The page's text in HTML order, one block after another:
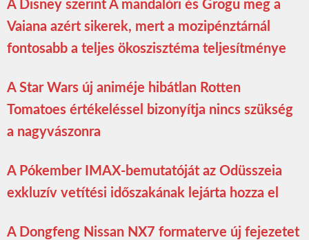
A Disney szerint A mandalóri és Grogu meg a
Vaiana azért sikerek, mert a mozipénztárnál
fontosabb a teljes ökoszisztéma teljesítménye
A Star Wars új animéje hibátlan Rotten
Tomatoes értékeléssel bizonyítja nincs szükség
a nagyvászonra
A Pókember IMAX-bemutatóját az Odüsszeia
exkluzív vetítési időszakának lejárta hozza el
A Dongfeng Nissan NX7 formaterve új fejezetet